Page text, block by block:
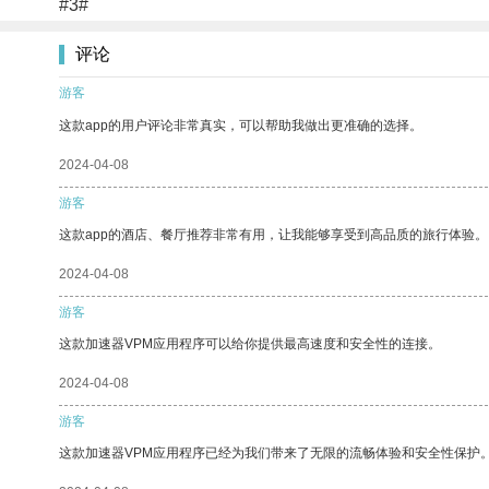
#3#
评论
游客
这款app的用户评论非常真实，可以帮助我做出更准确的选择。
2024-04-08
游客
这款app的酒店、餐厅推荐非常有用，让我能够享受到高品质的旅行体验。
2024-04-08
游客
这款加速器VPM应用程序可以给你提供最高速度和安全性的连接。
2024-04-08
游客
这款加速器VPM应用程序已经为我们带来了无限的流畅体验和安全性保护